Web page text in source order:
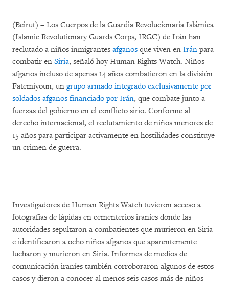
(Beirut) – Los Cuerpos de la Guardia Revolucionaria Islámica
(Islamic Revolutionary Guards Corps, IRGC) de Irán han
reclutado a niños inmigrantes afganos que viven en Irán para
combatir en Siria, señaló hoy Human Rights Watch. Niños
afganos incluso de apenas 14 años combatieron en la división
Fatemiyoun, un grupo armado integrado exclusivamente por
soldados afganos financiado por Irán, que combate junto a
fuerzas del gobierno en el conflicto sirio. Conforme al
derecho internacional, el reclutamiento de niños menores de
15 años para participar activamente en hostilidades constituye
un crimen de guerra.
Investigadores de Human Rights Watch tuvieron acceso a
fotografías de lápidas en cementerios iraníes donde las
autoridades sepultaron a combatientes que murieron en Siria
e identificaron a ocho niños afganos que aparentemente
lucharon y murieron en Siria. Informes de medios de
comunicación iraníes también corroboraron algunos de estos
casos y dieron a conocer al menos seis casos más de niños